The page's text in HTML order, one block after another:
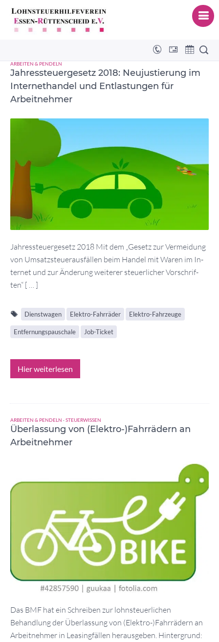
Elektro-Fahrräder
ARBEITEN & PENDELN
Jahressteuergesetz 2018: Neujustierung im
Internethandel und Entlastungen für
Arbeitnehmer
Jahressteuergesetz 2018 Mit dem „Ge­setz zur Ver­mei­dung
von Um­satz­steu­er­aus­fäl­len beim Han­del mit Wa­ren im In­
ter­net und zur Än­de­rung wei­te­rer steu­er­li­cher Vor­schrif­
ten“ [ … ]
Dienstwagen Elektro-Fahrräder Elektro-Fahrzeuge
Entfernungspauschale Job-Ticket
Hier weiterlesen
ARBEITEN & PENDELN · STEUERWISSEN
Überlassung von (Elektro-)Fahrrädern an
Arbeitnehmer
Das BMF hat ein Schreiben zur lohnsteuerlichen
Behandlung der Überlassung von (Elektro-)Fahrrädern an
Arbeitnehmer in Leasingfällen herausgeben. Hintergrund: